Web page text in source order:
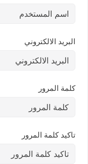
البريد الالكتروني
كلمة المرور
تاكيد كلمة المرور